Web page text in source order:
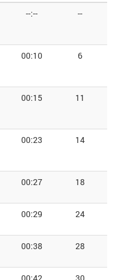
--:-- --
00:10 6
00:15 11
00:23 14
00:27 18
00:29 24
00:38 28